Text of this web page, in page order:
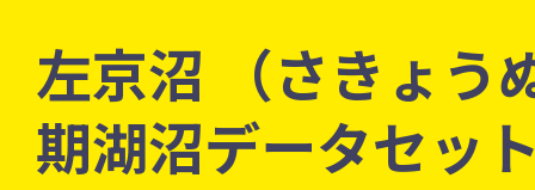
左京沼 （さきょ
期湖沼データセッ